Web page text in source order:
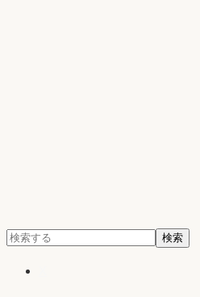
検
検索